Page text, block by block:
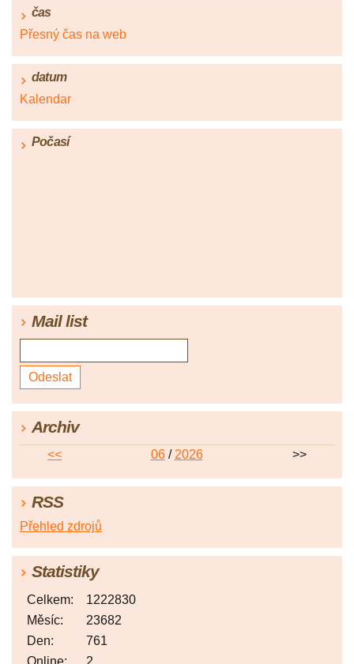
čas
Přesný čas na web
datum
Kalendar
Počasí
Mail list
Archiv
<< 06/ 2026 >>
RSS
Přehled zdrojů
Statistiky
Online: 2
Celkem:
1222830
Měsíc:
23682
Den:
761